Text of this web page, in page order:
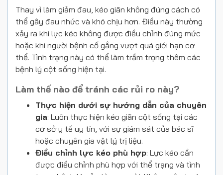
Thay vì làm giảm đau, kéo giãn không đúng cách có
thể gây đau nhức và khó chịu hơn. Điều này thường
xảy ra khi lực kéo không được điều chỉnh đúng mức
hoặc khi người bệnh cố gắng vượt quá giới hạn cơ
thể. Tình trạng này có thể làm trầm trọng thêm các
bệnh lý cột sống hiện tại.
Làm thế nào để tránh các rủi ro này?
Thực hiện dưới sự hướng dẫn của chuyên
gia: Luôn thực hiện kéo giãn cột sống tại các
cơ sở y tế uy tín, với sự giám sát của bác sĩ
hoặc chuyên gia vật lý trị liệu.
Điều chỉnh lực kéo phù hợp: Lực kéo cần
được điều chỉnh phù hợp với thể trạng và tình